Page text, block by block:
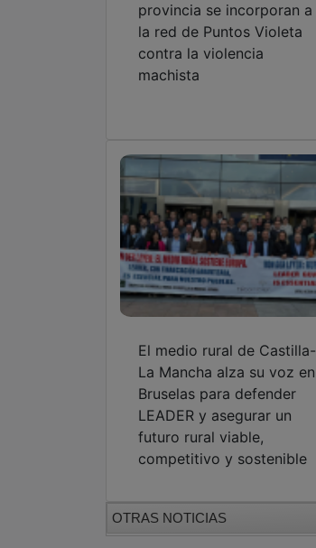
provincia se incorporan a
la red de Puntos Violeta
contra la violencia
machista
El medio rural de Castilla-
La Mancha alza su voz en
Bruselas para defender
LEADER y asegurar un
futuro rural viable,
competitivo y sostenible
OTRAS NOTICIAS